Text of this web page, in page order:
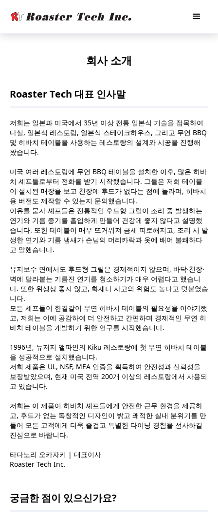
회사 소개
Roaster Tech 대표 인사말
저희는 일본과 미국에서 35년 이상 전통 일본식 기술을 접목하여
다실, 일본식 레스토랑, 일본식 스테이크하우스, 그리고 무연 BBQ
및 히바치 테이블을 사용하는 레스토랑의 설계와 시공을 진행해
왔습니다.
미국 여러 레스토랑에 무연 BBQ 테이블을 설치한 이후, 많은 히바
치 셰프들로부터 전화를 받기 시작했습니다. 그들은 저희 테이블
이 설치된 매장을 보고 천장에 후드가 없다는 점에 놀라며, 히바치
용 버전도 제작할 수 있는지 문의했습니다.
이유를 묻자 셰프들은 전통적인 후드형 그릴이 조리 중 발생하는
연기와 기름 증기를 흡입하게 만들어 건강에 좋지 않다고 설명했
습니다. 또한 테이블이 매우 뜨거워져 금세 피로해지고, 조리 시 발
생한 연기와 기름 냄새가 손님의 머리카락과 옷에 배어 불쾌하다
고 말했습니다.
유지보수 면에서도 후드형 그릴은 경제적이지 않으며, 바닥·천장·
벽에 달라붙는 기름진 연기를 청소하기가 매우 어렵다고 했습니
다. 또한 위생상 좋지 않고, 화재나 사고의 위험도 높다고 덧붙였습
니다.
모든 셰프들이 한결같이 무연 히바치 테이블의 필요성을 이야기했
고, 저희는 이에 공감하여 더 안전하고 간편하며 경제적인 무연 히
바치 테이블을 개발하기 위한 연구를 시작했습니다.
1996년, 뉴저지 앨파인의 Kiku 레스토랑에 첫 무연 히바치 테이블
을 성공적으로 설치했습니다.
저희 제품은 UL, NSF, MEA 인증을 획득하여 안전성과 신뢰성을
보장받았으며, 현재 미국 전역 200개 이상의 레스토랑에서 사용되
고 있습니다.
저희는 이 제품이 히바치 셰프들에게 안전한 근무 환경을 제공하
고, 후드가 없는 독창적인 디자인이 밝고 쾌적한 실내 분위기를 만
들어 모든 고객에게 더욱 즐겁고 특별한 다이닝 경험을 선사하길
진심으로 바랍니다.
타다노리 오카자키 | 대표이사
Roaster Tech Inc.
궁금한 점이 있으신가요?